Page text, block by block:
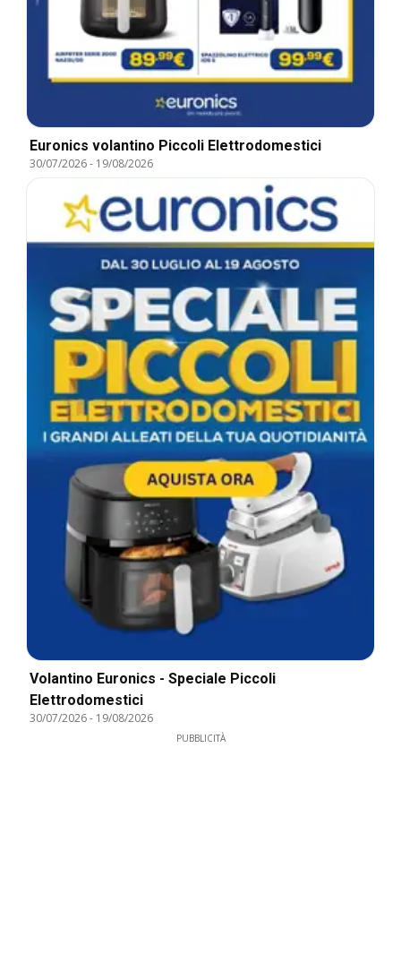
Euronics volantino Piccoli Elettrodomestici
30/07/2026- 19/08/2026
Volantino Euronics - Speciale Piccoli
Elettrodomestici
30/07/2026- 19/08/2026
PUBBLICITÀ